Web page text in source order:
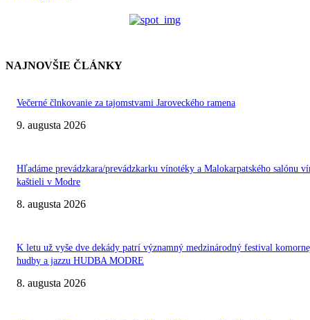
NAJNOVŠIE ČLÁNKY
Večerné člnkovanie za tajomstvami Jaroveckého ramena
9. augusta 2026
Hľadáme prevádzkara/prevádzkarku vínotéky a Malokarpatského salónu
kaštieli v Modre
8. augusta 2026
K letu už vyše dve dekády patrí významný medzinárodný festival
hudby a jazzu HUDBA MODRE
8. augusta 2026